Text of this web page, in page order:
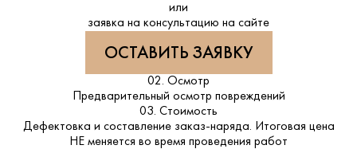
или
заявка на консультацию на сайте
ОСТАВИТЬ ЗАЯВКУ
02. Осмотр
Предварительный осмотр повреждений
03. Стоимость
Дефектовка и составление заказ-наряда. Итоговая цена
НЕ меняется во время проведения работ